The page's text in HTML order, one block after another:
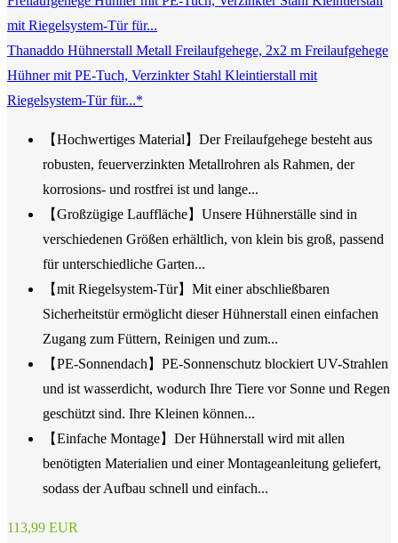
Thanaddo Hühnerstall Metall Freilaufgehege, 2x2 m Freilaufgehege
Hühner mit PE-Tuch, Verzinkter Stahl Kleintierstall mit
Riegelsystem-Tür für...*
【Hochwertiges Material】Der Freilaufgehege besteht aus
robusten, feuerverzinkten Metallrohren als Rahmen, der
korrosions- und rostfrei ist und lange...
【Großzügige Lauffläche】Unsere Hühnerställe sind in
verschiedenen Größen erhältlich, von klein bis groß, passend
für unterschiedliche Garten...
【mit Riegelsystem-Tür】Mit einer abschließbaren
Sicherheitstür ermöglicht dieser Hühnerstall einen einfachen
Zugang zum Füttern, Reinigen und zum...
【PE-Sonnendach】PE-Sonnenschutz blockiert UV-Strahlen
und ist wasserdicht, wodurch Ihre Tiere vor Sonne und Regen
geschützt sind. Ihre Kleinen können...
【Einfache Montage】Der Hühnerstall wird mit allen
benötigten Materialien und einer Montageanleitung geliefert,
sodass der Aufbau schnell und einfach...
113,99 EUR